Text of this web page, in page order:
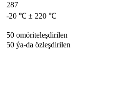
287
-20 ℃ ± 220 ℃
50 omöriteleşdirilen
50 ýa-da özleşdirilen